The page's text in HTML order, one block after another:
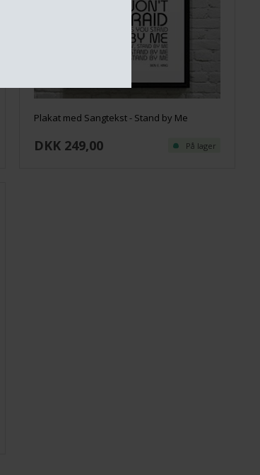
Plakat med Sangtekst - Stand by Me
DKK 249,00 På lager